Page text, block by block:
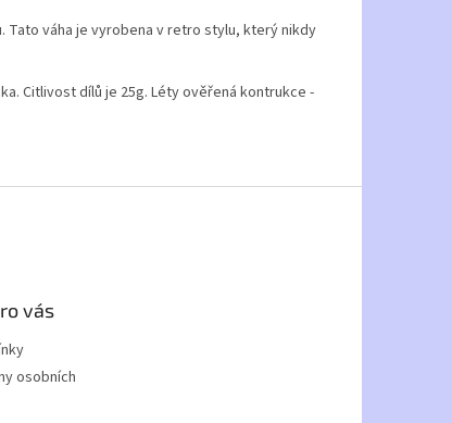
Tato váha je vyrobena v retro stylu, který nikdy
Citlivost dílů je 25g. Léty ověřená kontrukce -
vás
osobních